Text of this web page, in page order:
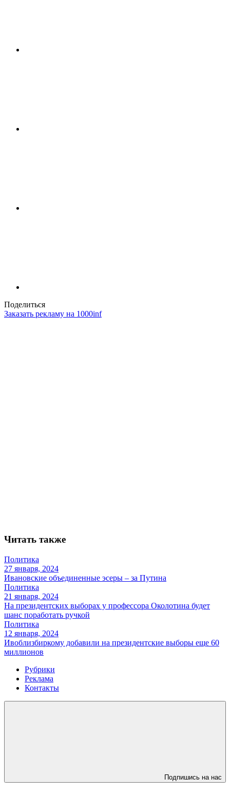
Поделиться
Заказать рекламу на 1000inf
Читать также
Политика
27 января, 2024
Ивановские объединенные эсеры – за Путина
Политика
21 января, 2024
На президентских выборах у профессора Околотина будет
шанс поработать ручкой
Политика
12 января, 2024
Ивоблизбиркому добавили на президентские выборы еще 60
миллионов
Рубрики
Реклама
Контакты
Подпишись на нас